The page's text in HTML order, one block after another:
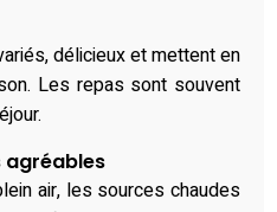
délicieux et mettent en
Les repas sont souvent
agréables
air, les sources chaudes